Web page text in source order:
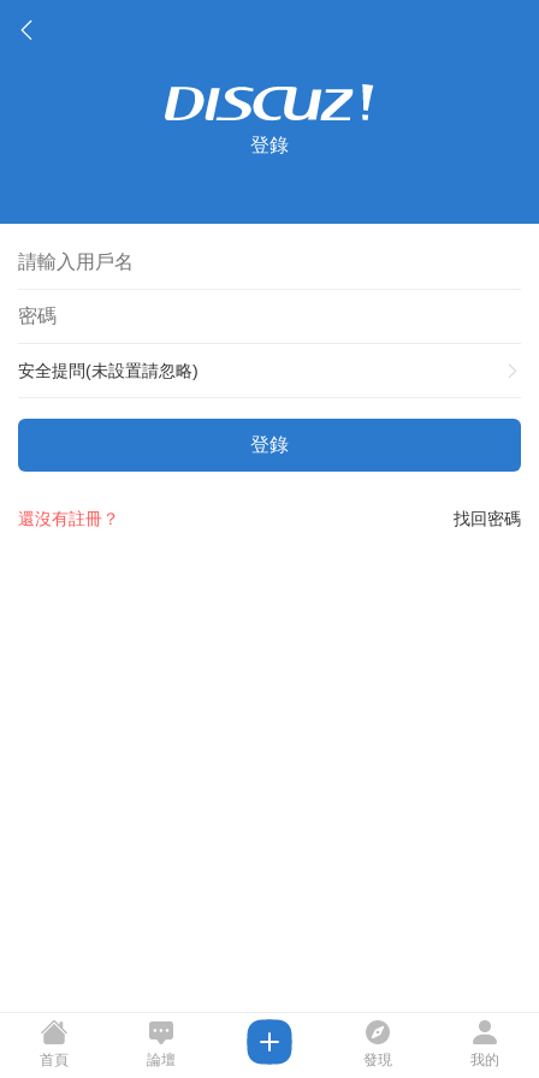
登錄
安全提問(未設置請忽略)
登錄
找回密碼
還沒有註冊？
首頁 論壇 發現 我的